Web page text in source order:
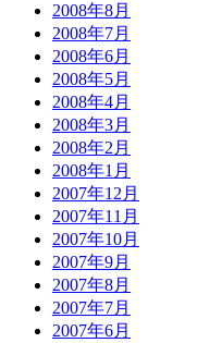
2008年8月
2008年7月
2008年6月
2008年5月
2008年4月
2008年3月
2008年2月
2008年1月
2007年12月
2007年11月
2007年10月
2007年9月
2007年8月
2007年7月
2007年6月